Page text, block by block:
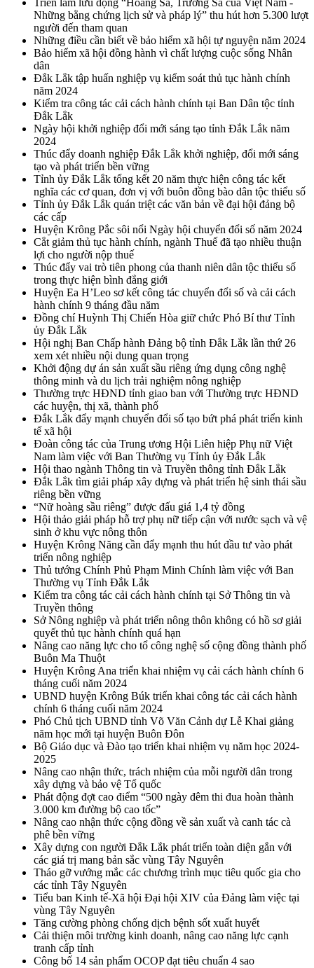
Triển lãm lưu động “Hoàng Sa, Trường Sa của Việt Nam -
Những bằng chứng lịch sử và pháp lý” thu hút hơn 5.300 lượt
người đến tham quan
Những điều cần biết về bảo hiểm xã hội tự nguyện năm 2024
Bảo hiểm xã hội đồng hành vì chất lượng cuộc sống Nhân
dân
Đắk Lắk tập huấn nghiệp vụ kiểm soát thủ tục hành chính
năm 2024
Kiểm tra công tác cải cách hành chính tại Ban Dân tộc tỉnh
Đắk Lắk
Ngày hội khởi nghiệp đổi mới sáng tạo tỉnh Đắk Lắk năm
2024
Thúc đẩy doanh nghiệp Đắk Lắk khởi nghiệp, đổi mới sáng
tạo và phát triển bền vững
Tỉnh ủy Đắk Lắk tổng kết 20 năm thực hiện công tác kết
nghĩa các cơ quan, đơn vị với buôn đồng bào dân tộc thiểu số
Tỉnh ủy Đắk Lắk quán triệt các văn bản về đại hội đảng bộ
các cấp
Huyện Krông Pắc sôi nổi Ngày hội chuyển đổi số năm 2024
Cắt giảm thủ tục hành chính, ngành Thuế đã tạo nhiều thuận
lợi cho người nộp thuế
Thúc đẩy vai trò tiên phong của thanh niên dân tộc thiểu số
trong thực hiện bình đẳng giới
Huyện Ea H’Leo sơ kết công tác chuyển đổi số và cải cách
hành chính 9 tháng đầu năm
Đồng chí Huỳnh Thị Chiến Hòa giữ chức Phó Bí thư Tỉnh
ủy Đắk Lắk
Hội nghị Ban Chấp hành Đảng bộ tỉnh Đắk Lắk lần thứ 26
xem xét nhiều nội dung quan trọng
Khởi động dự án sản xuất sầu riêng ứng dụng công nghệ
thông minh và du lịch trải nghiệm nông nghiệp
Thường trực HĐND tỉnh giao ban với Thường trực HĐND
các huyện, thị xã, thành phố
Đắk Lắk đẩy mạnh chuyển đổi số tạo bứt phá phát triển kinh
tế xã hội
Đoàn công tác của Trung ương Hội Liên hiệp Phụ nữ Việt
Nam làm việc với Ban Thường vụ Tỉnh ủy Đắk Lắk
Hội thao ngành Thông tin và Truyền thông tỉnh Đắk Lắk
Đắk Lắk tìm giải pháp xây dựng và phát triển hệ sinh thái sầu
riêng bền vững
“Nữ hoàng sầu riêng” được đấu giá 1,4 tỷ đồng
Hội thảo giải pháp hỗ trợ phụ nữ tiếp cận với nước sạch và vệ
sinh ở khu vực nông thôn
Huyện Krông Năng cần đẩy mạnh thu hút đầu tư vào phát
triển nông nghiệp
Thủ tướng Chính Phủ Phạm Minh Chính làm việc với Ban
Thường vụ Tỉnh Đắk Lắk
Kiểm tra công tác cải cách hành chính tại Sở Thông tin và
Truyền thông
Sở Nông nghiệp và phát triển nông thôn không có hồ sơ giải
quyết thủ tục hành chính quá hạn
Nâng cao năng lực cho tổ công nghệ số cộng đồng thành phố
Buôn Ma Thuột
Huyện Krông Ana triển khai nhiệm vụ cải cách hành chính 6
tháng cuối năm 2024
UBND huyện Krông Búk triển khai công tác cải cách hành
chính 6 tháng cuối năm 2024
Phó Chủ tịch UBND tỉnh Võ Văn Cảnh dự Lễ Khai giảng
năm học mới tại huyện Buôn Đôn
Bộ Giáo dục và Đào tạo triển khai nhiệm vụ năm học 2024-
2025
Nâng cao nhận thức, trách nhiệm của mỗi người dân trong
xây dựng và bảo vệ Tổ quốc
Phát động đợt cao điểm “500 ngày đêm thi đua hoàn thành
3.000 km đường bộ cao tốc”
Nâng cao nhận thức cộng đồng về sản xuất và canh tác cà
phê bền vững
Xây dựng con người Đắk Lắk phát triển toàn diện gắn với
các giá trị mang bản sắc vùng Tây Nguyên
Tháo gỡ vướng mắc các chương trình mục tiêu quốc gia cho
các tỉnh Tây Nguyên
Tiểu ban Kinh tế-Xã hội Đại hội XIV của Đảng làm việc tại
vùng Tây Nguyên
Tăng cường phòng chống dịch bệnh sốt xuất huyết
Cải thiện môi trường kinh doanh, nâng cao năng lực cạnh
tranh cấp tỉnh
Công bố 14 sản phẩm OCOP đạt tiêu chuẩn 4 sao